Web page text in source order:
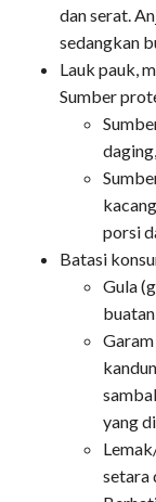
dan serat.
sedangkan
Lauk pauk,
Sumber
porsi
Batasi
Gula
yang
setara